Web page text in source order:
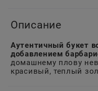
Описание
Аутентичный букет
добавлением
домашнему плову
красивый, теплый